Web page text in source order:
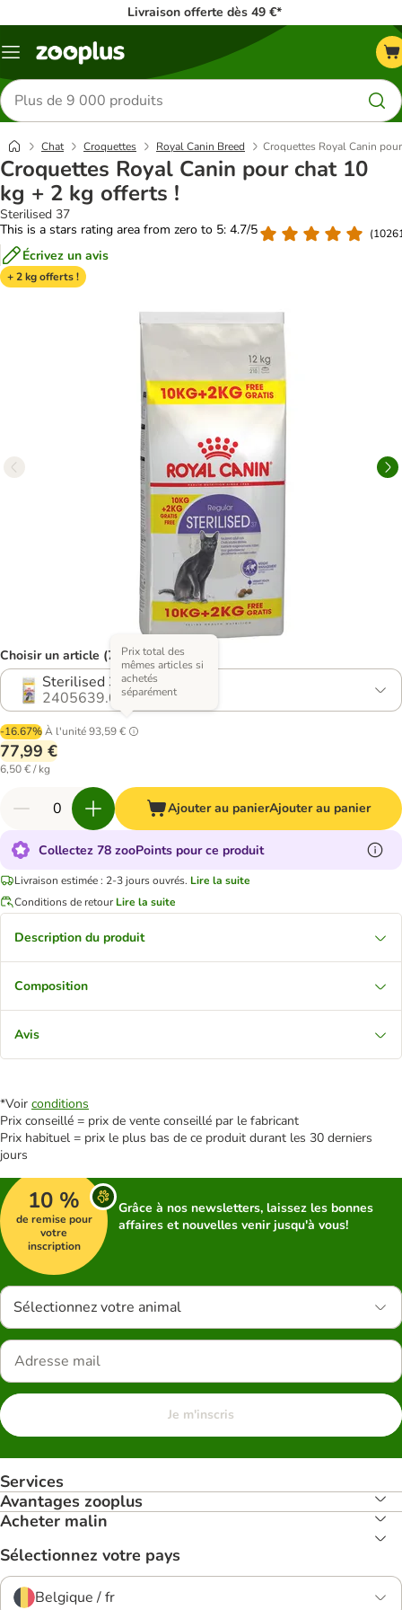
Livraison offerte dès 49 €*
Menu
Rechercher
des
produits
Chat Croquettes Royal Canin Breed Croquettes Royal Canin
Croquettes Royal Canin pour chat 10
kg + 2 kg offerts !
Sterilised 37
This is a stars rating area from zero to 5: 4.7/5
(
Écrivez un avis
+ 2 kg offerts !
Choisir un article (7 variantes)
Sterilised 37
2405639.0
-16.67%À l'unité93,59 €
Prix total des
mêmes articles si
achetés
séparément
77,99 €
6,50 € / kg
Ajouter au panierAjouter au panier
Collectez 78 zooPoints pour ce produit
Livraison estimée : 2-3 jours ouvrés. Lire la suite
Conditions de retour Lire la suite
Description du produit
Composition
Avis
*Voir conditions
Prix conseillé = prix de vente conseillé par le fabricant
Prix habituel = prix le plus bas de ce produit durant les 30 derniers
jours
10 %
de remise pour
votre
inscription
Grâce à nos newsletters, laissez les bonnes
affaires et nouvelles venir jusqu'à vous!
Sélectionnez votre animal
Je m'inscris
Services
Avantages zooplus
Acheter malin
Sélectionnez votre pays
Belgique / fr